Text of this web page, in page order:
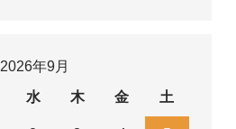
2026年9月
水 木 金 土